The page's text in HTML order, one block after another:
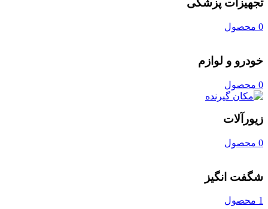
تجهیزات پزشکی
0 محصول
خودرو و لوازم
0 محصول
زیورآلات
0 محصول
شگفت انگیز
1 محصول